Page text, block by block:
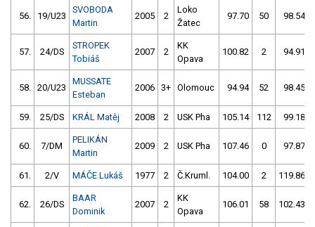
56. 19/U23
SVOBODA
Martin
2005 2
Loko
Žatec
97.70 50 98.54
57. 24/DS
STROPEK
Tobiáš
2007 2
KK
Opava
100.82 2 94.91
58. 20/U23
MUSSATE
Esteban
2006 3+ Olomouc 94.94 52 98.45
59. 25/DS KRÁL Matěj 2008 2 USK Pha 105.14 112 99.18
60. 7/DM
PELIKÁN
Martin
2009 2 USK Pha 107.46 0 97.87
61. 2/V MÁČE Lukáš 1977 2 Č.Kruml. 104.00 2 119.86
62. 26/DS
BAAR
Dominik
2007 2
KK
Opava
106.01 58 102.43